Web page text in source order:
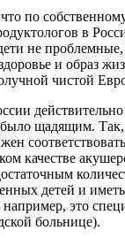
по
в
не
и образ
чистой
было щадящим.
качестве
детей и
это
больнице).